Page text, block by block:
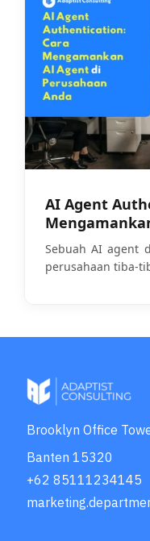
AI Agent
Perusahaan
Sebuah AI agent
perusahaan tiba-
Brooklyn Office
Banten 15320
+62 85111234145